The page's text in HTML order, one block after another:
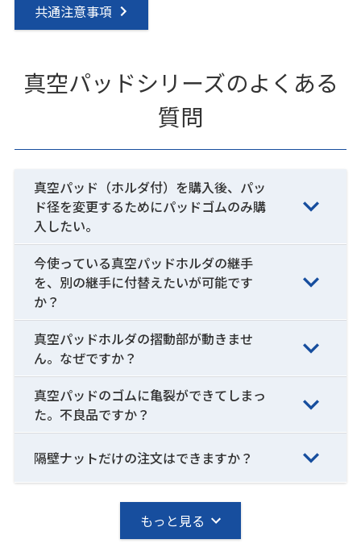
共通注意事項
真空パッドシリーズのよくある
質問
真空パッド（ホルダ付）を購入後、パッ
ド径を変更するためにパッドゴムのみ購
入したい。
今使っている真空パッドホルダの継手
を、別の継手に付替えたいが可能です
か？
真空パッドホルダの摺動部が動きませ
ん。なぜですか？
真空パッドのゴムに亀裂ができてしまっ
た。不良品ですか？
隔壁ナットだけの注文はできますか？
もっと見る